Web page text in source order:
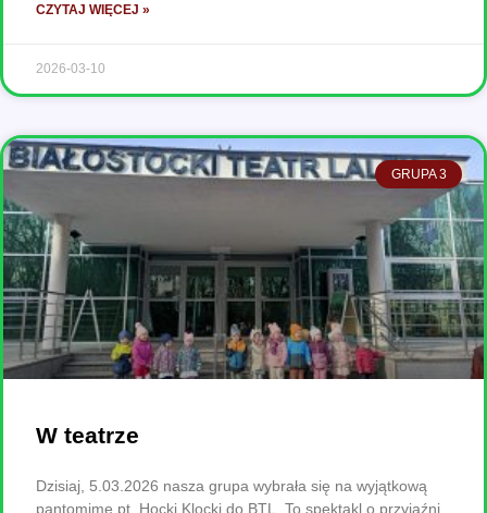
CZYTAJ WIĘCEJ »
2026-03-10
GRUPA 3
W teatrze
Dzisiaj, 5.03.2026 nasza grupa wybrała się na wyjątkową
pantomimę pt. Hocki Klocki do BTL. To spektakl o przyjaźni,